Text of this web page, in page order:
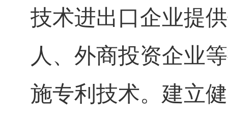
技术进出口企业提
人、外商投资企业
施专利技术。建立